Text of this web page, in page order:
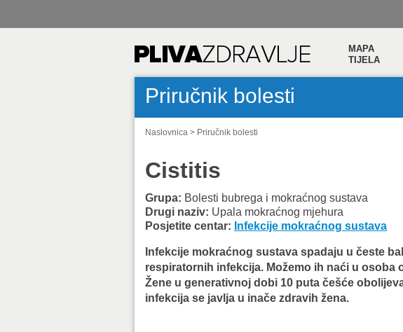
MAPA
TIJELA
Priručnik bolesti
Naslovnica > Priručnik bolesti
Cistitis
Grupa: Bolesti bubrega i mokraćnog sustava
Drugi naziv: Upala mokraćnog mjehura
Posjetite centar: Infekcije mokraćnog sustava
Infekcije mokraćnog sustava spadaju u česte
respiratornih infekcija. Možemo ih naći u osoba
Žene u generativnoj dobi 10 puta češće
infekcija se javlja u inače zdravih žena.